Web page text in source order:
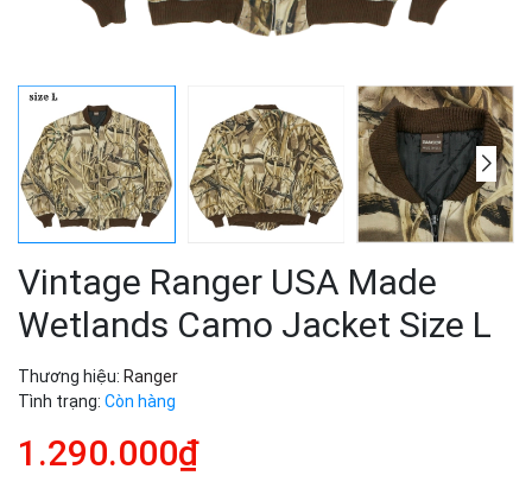
Vintage Ranger USA Made
Wetlands Camo Jacket Size L
Thương hiệu: Ranger
Tình trạng: Còn hàng
1.290.000₫